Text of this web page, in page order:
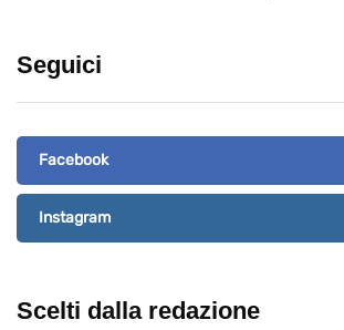
Seguici
Facebook
Instagram
Scelti dalla redazione